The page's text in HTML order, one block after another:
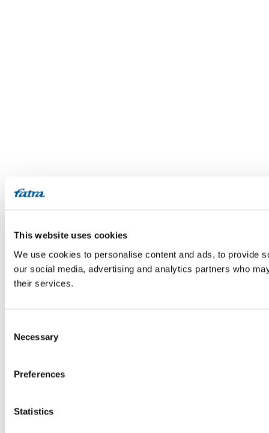
This website uses cookies
We use cookies to personalise content and ads, to provide
our social media, advertising and analytics partners who
their services.
Selection
Necessary
Preferences
Statistics